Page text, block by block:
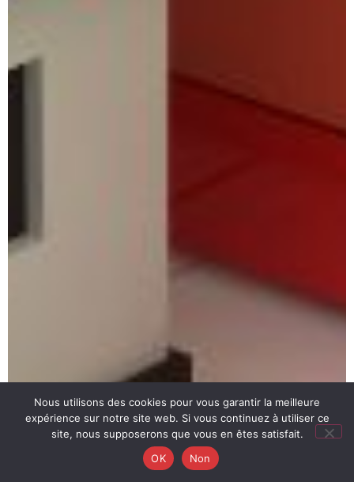
Nous utilisons des cookies pour vous garantir la meilleure
expérience sur notre site web. Si vous continuez à utiliser ce
site, nous supposerons que vous en êtes satisfait.
OK
Non